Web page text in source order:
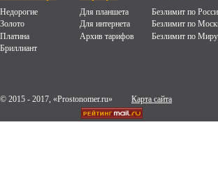
Недорогие
Золото
Платина
Бриллиант
Для планшета
Для интернета
Архив тарифов
Безлимит по
Безлимит по
Безлимит по Миру
© 2015 - 2017, «Prostonomer.ru» Карта сайта